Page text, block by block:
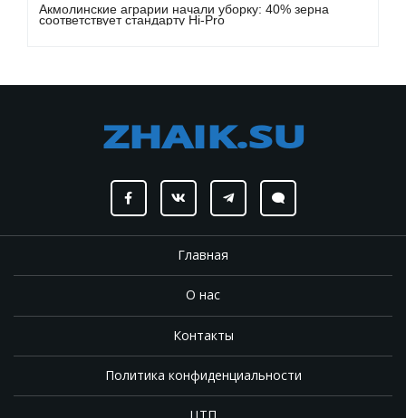
Акмолинские аграрии начали уборку: 40% зерна
соответствует стандарту Hi-Pro
Главная
О нас
Контакты
Политика конфиденциальности